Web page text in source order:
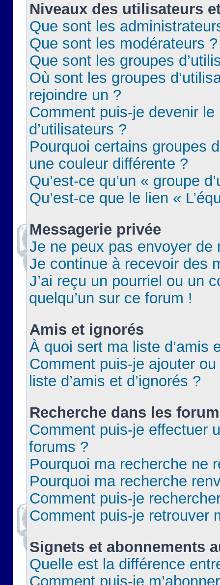
Niveaux des utilisateurs
Que sont les
Que sont les modérateurs ?
Que sont les groupes
Où sont les groupes
rejoindre un ?
Comment puis-je devenir le
d’utilisateurs ?
Pourquoi certains groupes
une couleur différente ?
Qu’est-ce qu’un « groupe
Qu’est-ce que le lien «
Messagerie privée
Je ne peux pas envoyer de
Je continue à recevoir des
J’ai reçu un pourriel ou un
quelqu’un sur ce forum !
Amis et ignorés
À quoi sert ma liste d’amis
Comment puis-je ajouter
liste d’amis et d’ignorés ?
Recherche dans les
Comment puis-je effectuer
forums ?
Pourquoi ma recherche ne
Pourquoi ma recherche
Comment puis-je
Comment puis-je retrouver
Signets et abonnements
Quelle est la différence
Comment puis-je